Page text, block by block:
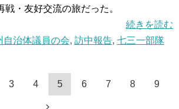
戦・友好交流の旅だった。
続きを読む
自治体議員の会, 訪中報告, 七三一部隊
3 4 5 6 7 8 9